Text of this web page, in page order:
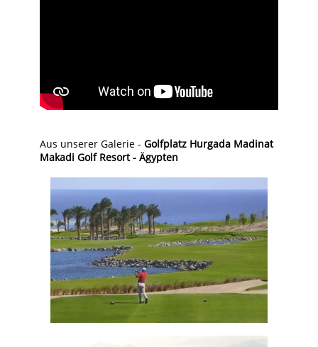
Aus unserer Galerie - Golfplatz Hurgada Madinat
Makadi Golf Resort - Ägypten